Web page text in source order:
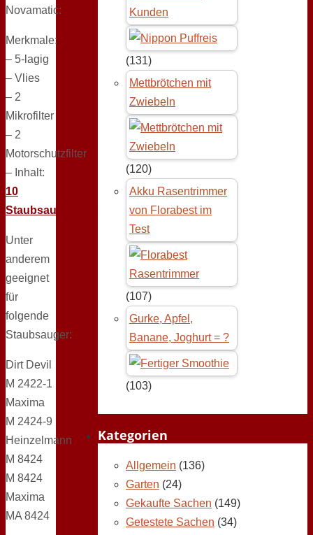
Novamatic:
Merkmale:
– 5-lagig
– Vlies
– 2
Mikrofilter
– 2
Motorschutzfilter
– Inhalt:
10
Staubsaugerbeutel
Unter
anderem
geeignet
für
folgende
Staubsauger:
Dirt Devil
M 2422-1
Maxima
M 2424-9
Heinzelmann
M 8424
M 8424
Maxima
MA 8424
Kunden
(131)
Mettbrötchen mit
Zwiebeln
(120)
Akku Rasentrimmer
von Florabest im
Test
(107)
Gurke, Apfel,
Banane, Joghurt = ?
(103)
Kategorien
Allgemein (136)
Garten (24)
Gekaufte Sachen (149)
Getestete Sachen (34)